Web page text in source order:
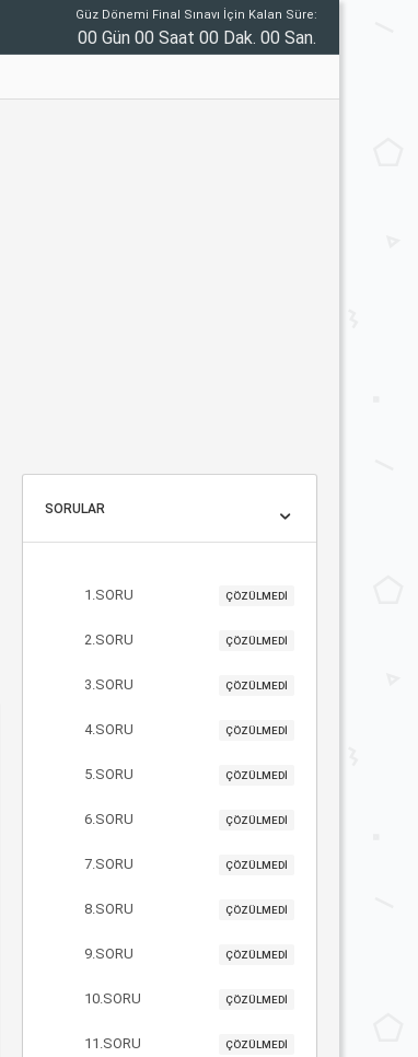
Güz Dönemi Final Sınavı İçin Kalan Süre:
00 Gün 00 Saat 00 Dak. 00 San.
SORULAR
1.SORU ÇÖZÜLMEDİ
2.SORU ÇÖZÜLMEDİ
3.SORU ÇÖZÜLMEDİ
4.SORU ÇÖZÜLMEDİ
5.SORU ÇÖZÜLMEDİ
6.SORU ÇÖZÜLMEDİ
7.SORU ÇÖZÜLMEDİ
8.SORU ÇÖZÜLMEDİ
9.SORU ÇÖZÜLMEDİ
10.SORU ÇÖZÜLMEDİ
11.SORU ÇÖZÜLMEDİ